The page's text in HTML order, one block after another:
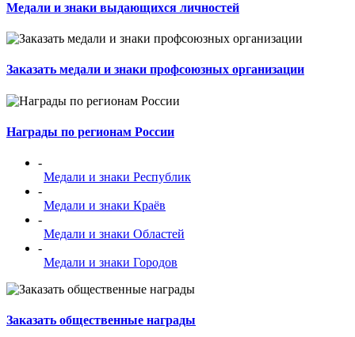
Медали и знаки выдающихся личностей
Заказать медали и знаки профсоюзных организации
Награды по регионам России
-
Медали и знаки Республик
-
Медали и знаки Краёв
-
Медали и знаки Областей
-
Медали и знаки Городов
Заказать общественные награды